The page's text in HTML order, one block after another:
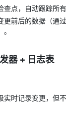
查点，自动跟踪所有
更前后的数据（通过
器 + 日志表
实时记录变更，但